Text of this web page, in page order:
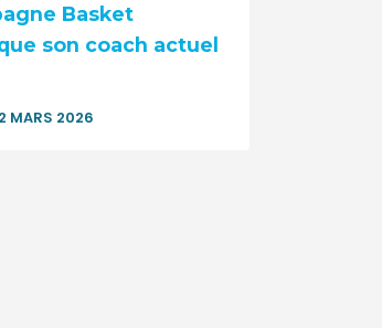
Basket
son coach actuel
MARS 2026